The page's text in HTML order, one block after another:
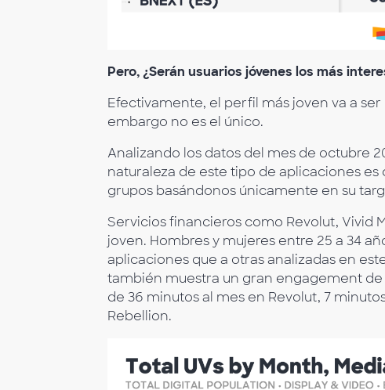
Pero, ¿Serán usuarios jóvenes los más
Efectivamente, el perfil más joven va a
embargo no es el único.
Analizando los datos del mes de octubre
naturaleza de este tipo de aplicaciones
grupos basándonos únicamente en su
Servicios financieros como Revolut, Vivid
joven. Hombres y mujeres entre 25 a 34
aplicaciones que a otras analizadas en
también muestra un gran engagement
de 36 minutos al mes en Revolut, 7
Rebellion.